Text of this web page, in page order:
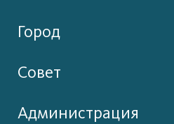
Город
Совет
Администрация